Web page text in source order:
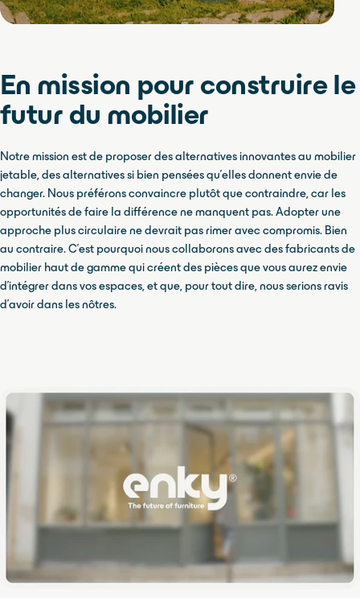
Fauteuil Bowie Element
En mission pour construire le
futur du mobilier
Notre mission est de proposer des alternatives innovantes au mobilier
jetable, des alternatives si bien pensées qu'elles donnent envie de
changer. Nous préférons convaincre plutôt que contraindre, car les
opportunités de faire la différence ne manquent pas. Adopter une
approche plus circulaire ne devrait pas rimer avec compromis. Bien
au contraire. C'est pourquoi nous collaborons avec des fabricants de
mobilier haut de gamme qui créent des pièces que vous aurez envie
d'intégrer dans vos espaces, et que, pour tout dire, nous serions ravis
d'avoir dans les nôtres.